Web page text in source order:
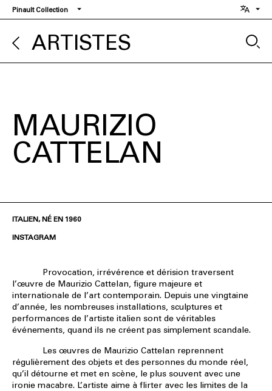
Aller
au
contenu
principal
Pinault Collection
ARTISTES
MAURIZIO
CATTELAN
ITALIEN, NÉ EN 1960
INSTAGRAM
Provocation, irrévérence et dérision traversent
l’œuvre de Maurizio Cattelan, figure majeure et
internationale de l’art contemporain. Depuis une vingtaine
d’année, les nombreuses installations, sculptures et
performances de l’artiste italien sont de véritables
événements, quand ils ne créent pas simplement scandale.
Les œuvres de Maurizio Cattelan reprennent
régulièrement des objets et des personnes du monde réel,
qu’il détourne et met en scène, le plus souvent avec une
ironie macabre. L’artiste aime à flirter avec les limites de la